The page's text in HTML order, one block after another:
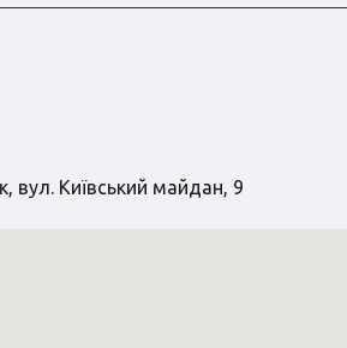
вул. Київський майдан, 9